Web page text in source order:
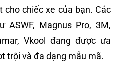
chiếc xe của bạn. Các
ASWF, Magnus Pro, 3M,
Vkool đang được ưa
trội và đa dạng mẫu mã.